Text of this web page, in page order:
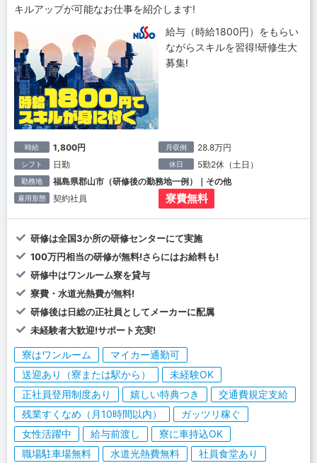
キルアップが可能なお仕事を紹介します!
給与（時給1800円）をもらい
ながらスキルを習得!研修生大
募集!
時給 1,800円 月収例 28.8万円
シフト 日勤 休日 5勤2休（土日）
勤務地 福島県郡山市（研修後の勤務地一例）｜その他
雇用形態 契約社員 寮費無料
研修は全国3か所の研修センターにて実施
100万円相当の研修が無料!さらにはお給料も!
研修中はワンルーム寮を貸与
寮費・水道光熱費が無料!
研修後は日総の正社員としてメーカーに配属
未経験者大歓迎!サポート充実!
寮はワンルーム
マイカー通勤可
送迎あり（寮または駅から）
未経験OK
正社員登用制度あり
嬉しい特典つき
交通費規定支給
残業すくなめ（月10時間以内）
ガッツリ稼ぐ
女性活躍中
給与前渡し
寮に車持込OK
職場駐車場無料
水道光熱費無料
社員食堂あり